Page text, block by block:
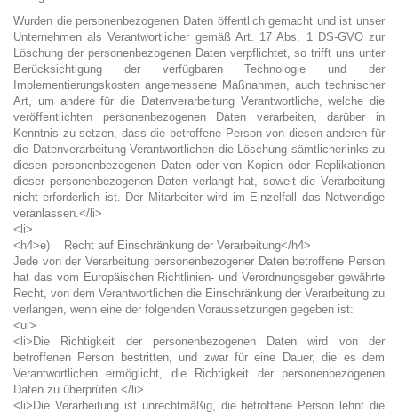
Wurden die personenbezogenen Daten öffentlich gemacht und ist unser
Unternehmen als Verantwortlicher gemäß Art. 17 Abs. 1 DS-GVO zur
Löschung der personenbezogenen Daten verpflichtet, so trifft uns unter
Berücksichtigung der verfügbaren Technologie und der
Implementierungskosten angemessene Maßnahmen, auch technischer
Art, um andere für die Datenverarbeitung Verantwortliche, welche die
veröffentlichten personenbezogenen Daten verarbeiten, darüber in
Kenntnis zu setzen, dass die betroffene Person von diesen anderen für
die Datenverarbeitung Verantwortlichen die Löschung sämtlicherlinks zu
diesen personenbezogenen Daten oder von Kopien oder Replikationen
dieser personenbezogenen Daten verlangt hat, soweit die Verarbeitung
nicht erforderlich ist. Der Mitarbeiter wird im Einzelfall das Notwendige
veranlassen.</li>
<li>
<h4>e) Recht auf Einschränkung der Verarbeitung</h4>
Jede von der Verarbeitung personenbezogener Daten betroffene Person
hat das vom Europäischen Richtlinien- und Verordnungsgeber gewährte
Recht, von dem Verantwortlichen die Einschränkung der Verarbeitung zu
verlangen, wenn eine der folgenden Voraussetzungen gegeben ist:
<ul>
<li>Die Richtigkeit der personenbezogenen Daten wird von der
betroffenen Person bestritten, und zwar für eine Dauer, die es dem
Verantwortlichen ermöglicht, die Richtigkeit der personenbezogenen
Daten zu überprüfen.</li>
<li>Die Verarbeitung ist unrechtmäßig, die betroffene Person lehnt die